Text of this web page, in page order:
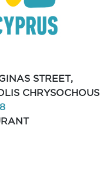
STREET,
CHRYSOCHOUS